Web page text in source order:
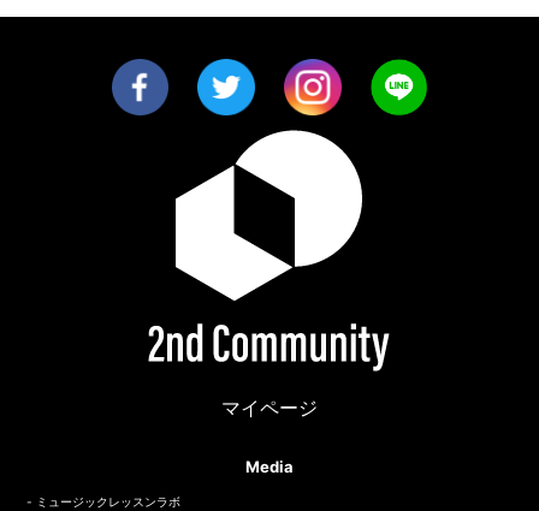
マイページ
Media
ミュージックレッスンラボ